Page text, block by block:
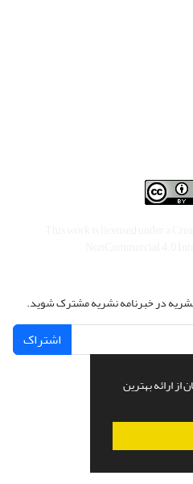
ارائه بهترین
نشریه در خبرنامه نشریه مشترک شوید.
اشتراک